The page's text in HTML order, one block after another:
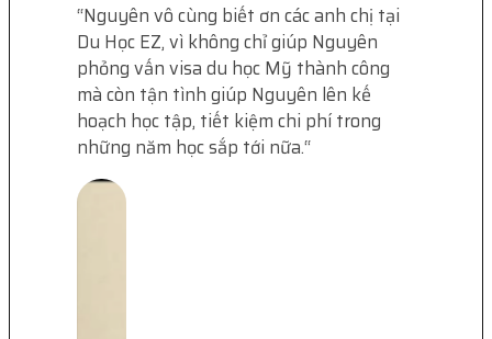
“Nguyên vô cùng biết ơn các anh chị tại
Du Học EZ, vì không chỉ giúp Nguyên
phỏng vấn visa du học Mỹ thành công
mà còn tận tình giúp Nguyên lên kế
hoạch học tập, tiết kiệm chi phí trong
những năm học sắp tới nữa.“